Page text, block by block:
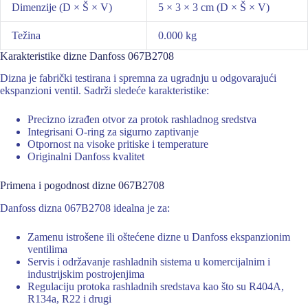
Dimenzije (D × Š × V) 5 × 3 × 3 cm (D × Š × V)
Težina
0.000 kg
Karakteristike dizne Danfoss 067B2708
Dizna je fabrički testirana i spremna za ugradnju u odgovarajući
ekspanzioni ventil. Sadrži sledeće karakteristike:
Precizno izrađen otvor za protok rashladnog sredstva
Integrisani O-ring za sigurno zaptivanje
Otpornost na visoke pritiske i temperature
Originalni Danfoss kvalitet
Primena i pogodnost dizne 067B2708
Danfoss dizna 067B2708 idealna je za:
Zamenu istrošene ili oštećene dizne u Danfoss ekspanzionim
ventilima
Servis i održavanje rashladnih sistema u komercijalnim i
industrijskim postrojenjima
Regulaciju protoka rashladnih sredstava kao što su R404A,
R134a, R22 i drugi